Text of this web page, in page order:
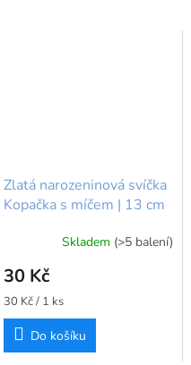
Zlatá narozeninová svíčka
Kopačka s míčem | 13 cm
Skladem (>5 balení)
30 Kč
Měrná
cena:
30 Kč / 1 ks
Do košíku